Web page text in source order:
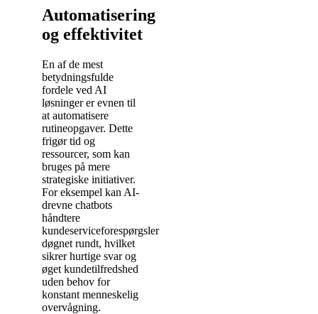
Automatisering
og effektivitet
En af de mest
betydningsfulde
fordele ved AI
løsninger er evnen til
at automatisere
rutineopgaver. Dette
frigør tid og
ressourcer, som kan
bruges på mere
strategiske initiativer.
For eksempel kan AI-
drevne chatbots
håndtere
kundeserviceforespørgsler
døgnet rundt, hvilket
sikrer hurtige svar og
øget kundetilfredshed
uden behov for
konstant menneskelig
overvågning.